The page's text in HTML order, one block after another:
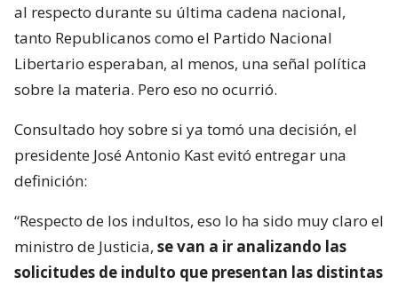
al respecto durante su última cadena nacional,
tanto Republicanos como el Partido Nacional
Libertario esperaban, al menos, una señal política
sobre la materia. Pero eso no ocurrió.
Consultado hoy sobre si ya tomó una decisión, el
presidente José Antonio Kast evitó entregar una
definición:
“Respecto de los indultos, eso lo ha sido muy claro el
ministro de Justicia, se van a ir analizando las
solicitudes de indulto que presentan las distintas